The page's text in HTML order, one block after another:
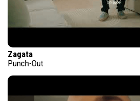
Zagata
Punch-Out